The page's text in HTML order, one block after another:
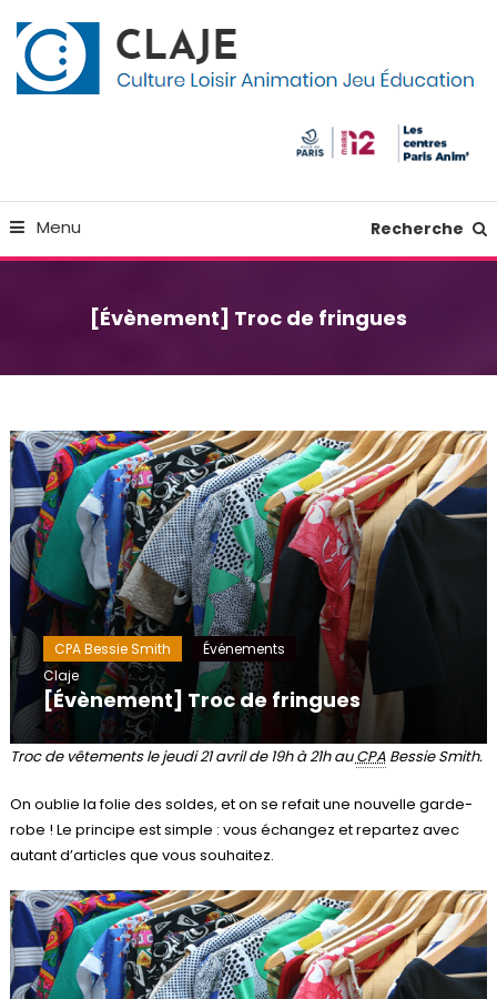
To
Content
Menu Recherche
[Évènement] Troc de fringues
CPA Bessie Smith
Événements
Claje
[Évènement] Troc de fringues
Troc de vêtements le jeudi 21 avril de 19h à 21h auCPABessie Smith.
On oublie la folie des soldes, et on se refait une nouvelle garde-
robe ! Le principe est simple : vous échangez et repartez avec
autant d’articles que vous souhaitez.